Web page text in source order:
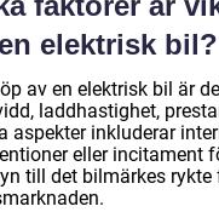
elektrisk bil?
av en elektrisk bil är
laddhastighet,
aspekter inkluderar
eller incitament
till det bilmärkes